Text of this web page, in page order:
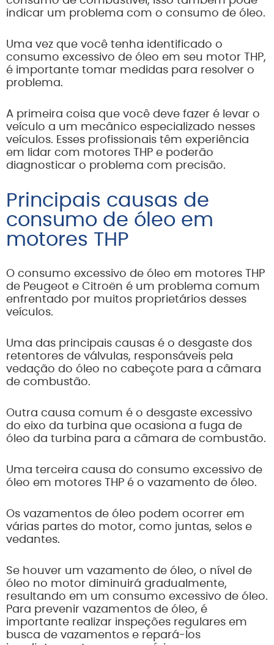
indicar um problema com o consumo de óleo.
Uma vez que você tenha identificado o
consumo excessivo de óleo em seu motor THP,
é importante tomar medidas para resolver o
problema.
A primeira coisa que você deve fazer é levar o
veículo a um mecânico especializado nesses
veículos. Esses profissionais têm experiência
em lidar com motores THP e poderão
diagnosticar o problema com precisão.
Principais causas de
consumo de óleo em
motores THP
O consumo excessivo de óleo em motores THP
de Peugeot e Citroën é um problema comum
enfrentado por muitos proprietários desses
veículos.
Uma das principais causas é o desgaste dos
retentores de válvulas, responsáveis pela
vedação do óleo no cabeçote para a câmara
de combustão.
Outra causa comum é o desgaste excessivo
do eixo da turbina que ocasiona a fuga de
óleo da turbina para a câmara de combustão.
Uma terceira causa do consumo excessivo de
óleo em motores THP é o vazamento de óleo.
Os vazamentos de óleo podem ocorrer em
várias partes do motor, como juntas, selos e
vedantes.
Se houver um vazamento de óleo, o nível de
óleo no motor diminuirá gradualmente,
resultando em um consumo excessivo de óleo.
Para prevenir vazamentos de óleo, é
importante realizar inspeções regulares em
busca de vazamentos e repará-los